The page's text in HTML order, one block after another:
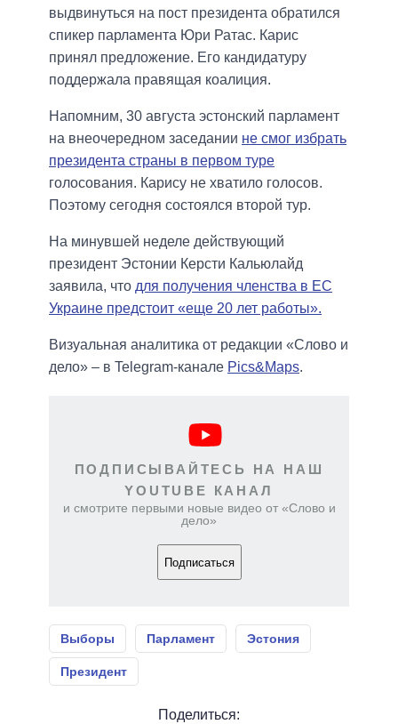
выдвинуться на пост президента обратился
спикер парламента Юри Ратас. Карис
принял предложение. Его кандидатуру
поддержала правящая коалиция.
Напомним, 30 августа эстонский парламент
на внеочередном заседании не смог избрать
президента страны в первом туре
голосования. Карису не хватило голосов.
Поэтому сегодня состоялся второй тур.
На минувшей неделе действующий
президент Эстонии Керсти Кальюлайд
заявила, что для получения членства в ЕС
Украине предстоит «еще 20 лет работы».
Визуальная аналитика от редакции «Слово и
дело» – в Telegram-канале Pics&Maps.
ПОДПИСЫВАЙТЕСЬ НА НАШ
YOUTUBE КАНАЛ
и смотрите первыми новые видео от «Слово и
дело»
Подписаться
Выборы Парламент Эстония
Президент
Поделиться: